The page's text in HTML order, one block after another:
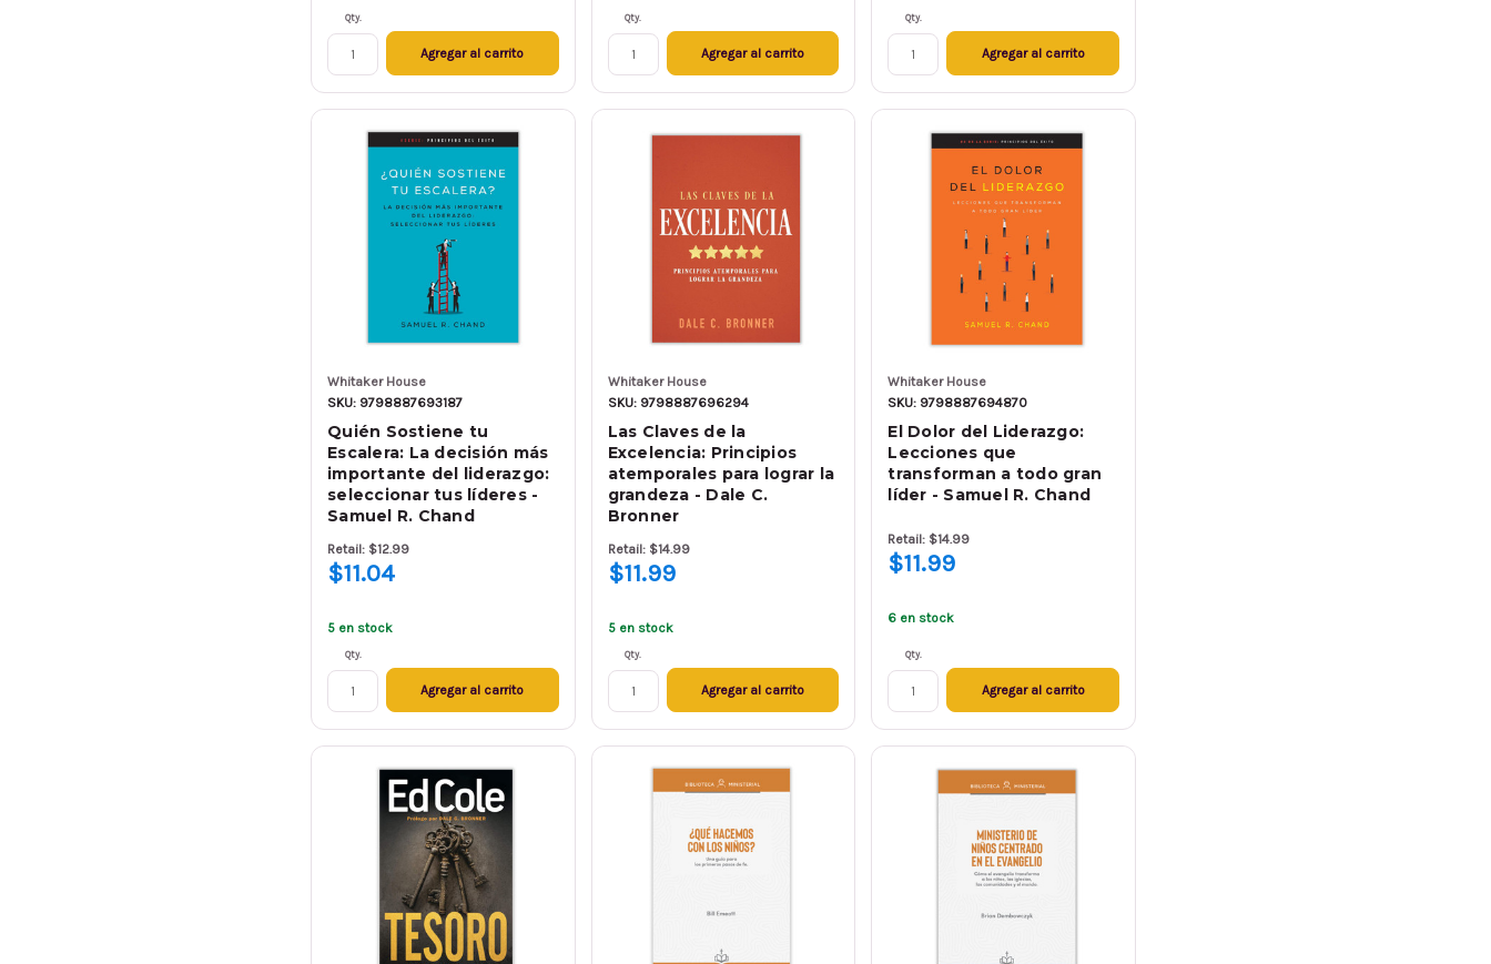
Qty.
Agregar al carrito
Qty.
Agregar al carrito
Qty.
Agregar al carrito
Whitaker House
SKU: 9798887693187
Quién Sostiene tu
Escalera: La decisión más
importante del liderazgo:
seleccionar tus líderes -
Samuel R. Chand
Retail: $12.99
$11.04
5 en stock
Qty.
Agregar al carrito
Whitaker House
SKU: 9798887696294
Las Claves de la
Excelencia: Principios
atemporales para lograr la
grandeza - Dale C.
Bronner
Retail: $14.99
$11.99
5 en stock
Qty.
Agregar al carrito
Whitaker House
SKU: 9798887694870
El Dolor del Liderazgo:
Lecciones que
transforman a todo gran
líder - Samuel R. Chand
Retail: $14.99
$11.99
6 en stock
Qty.
Agregar al carrito